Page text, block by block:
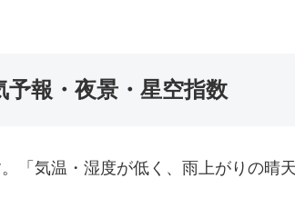
報・夜景・星空指数
「気温・湿度が低く、雨上がりの晴